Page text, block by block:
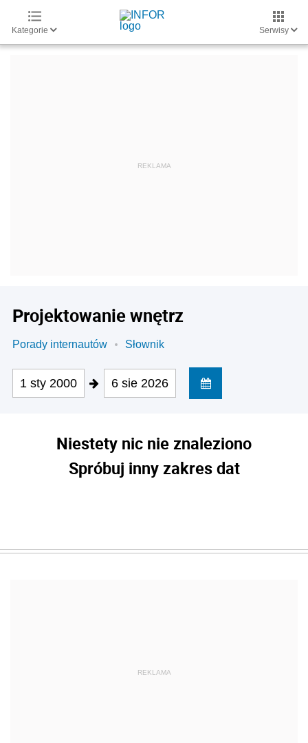
Kategorie Serwisy
Projektowanie wnętrz
Porady internautów Słownik
1 sty 2000 6 sie 2026
Niestety nic nie znaleziono
Spróbuj inny zakres dat
REKLAMA